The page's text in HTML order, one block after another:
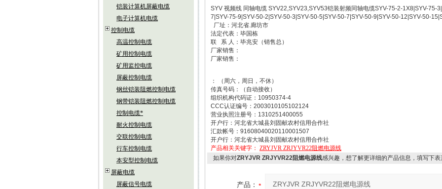
铠装计算机屏蔽电缆
电子计算机电缆
控制电缆
高温控制电缆
矿用控制电缆
矿用监控电缆
屏蔽控制电缆
钢丝铠装阻燃控制电缆
钢带铠装阻燃控制电缆
控制电缆*
耐火控制电缆
交联控制电缆
行车控制电缆
本安型控制电缆
屏蔽电缆
屏蔽信号电缆
SYV 视频线 同轴电缆 SYV22,SYV23,SYV53铠装射频同轴电缆SYV-75-2-1X8|SYV-75-
7|SYV-75-9|SYV-50-2|SYV-50-3|SYV-50-5|SYV-50-7|SYV-50-9|SYV-50-12|SYV-50-
厂址：河北省.廊坊市
法定代表：毕国栋
联 系 人：毕兆安（销售总）
厂家销售：
厂家销售：
： （周六，周日，不休）
传真号码：（自动接收）
组织机构代码证：10950374-4
CCC认证编号：2003010105102124
营业执照注册号：1310251400055
开户行：河北省大城县刘固献农村信用合作社
汇款帐号：91608040020110001507
开户行：河北省大城县刘固献农村信用合作社
产品相关关键字： ZRYJVR ZRJYVR22阻燃电源线
如果你对ZRYJVR ZRJYVR22阻燃电源线感兴趣，想了解更详细的产品信息，填写下表
产品：